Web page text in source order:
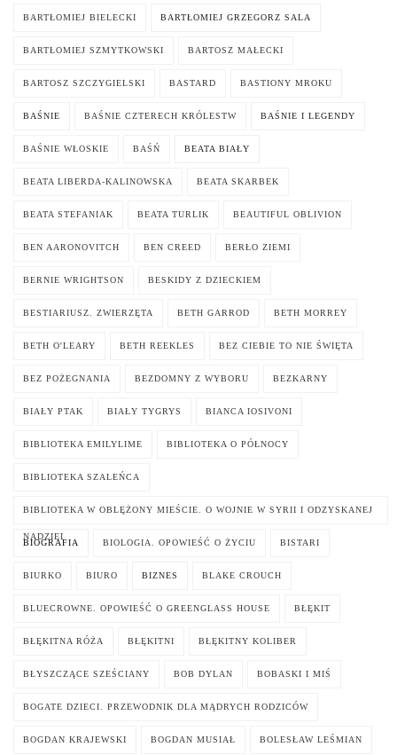
BARTŁOMIEJ BIELECKI BARTŁOMIEJ GRZEGORZ SALA
BARTŁOMIEJ SZMYTKOWSKI BARTOSZ MAŁECKI
BARTOSZ SZCZYGIELSKI BASTARD BASTIONY MROKU
BAŚNIE BAŚNIE CZTERECH KRÓLESTW BAŚNIE I LEGENDY
BAŚNIE WŁOSKIE BAŚŃ BEATA BIAŁY
BEATA LIBERDA-KALINOWSKA BEATA SKARBEK
BEATA STEFANIAK BEATA TURLIK BEAUTIFUL OBLIVION
BEN AARONOVITCH BEN CREED BERŁO ZIEMI
BERNIE WRIGHTSON BESKIDY Z DZIECKIEM
BESTIARIUSZ. ZWIERZĘTA BETH GARROD BETH MORREY
BETH O'LEARY BETH REEKLES BEZ CIEBIE TO NIE ŚWIĘTA
BEZ POŻEGNANIA BEZDOMNY Z WYBORU BEZKARNY
BIAŁY PTAK BIAŁY TYGRYS BIANCA IOSIVONI
BIBLIOTEKA EMILYLIME BIBLIOTEKA O PÓŁNOCY
BIBLIOTEKA SZALEŃCA
BIBLIOTEKA W OBLĘŻONY MIEŚCIE. O WOJNIE W SYRII I ODZYSKANEJ
NADZIEI
BIOGRAFIA BIOLOGIA. OPOWIEŚĆ O ŻYCIU BISTARI
BIURKO BIURO BIZNES BLAKE CROUCH
BLUECROWNE. OPOWIEŚĆ O GREENGLASS HOUSE BŁĘKIT
BŁĘKITNA RÓŻA BŁĘKITNI BŁĘKITNY KOLIBER
BŁYSZCZĄCE SZEŚCIANY BOB DYLAN BOBASKI I MIŚ
BOGATE DZIECI. PRZEWODNIK DLA MĄDRYCH RODZICÓW
BOGDAN KRAJEWSKI BOGDAN MUSIAŁ BOLESŁAW LEŚMIAN